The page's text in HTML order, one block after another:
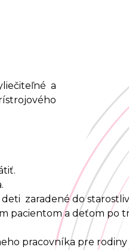
a
zaradené do
pacientom a deťom po
pracovníka pre